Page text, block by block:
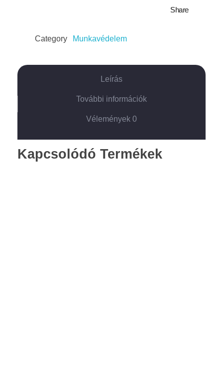
Share
Category Munkavédelem
Leírás
További információk
Vélemények 0
Kapcsolódó Termékek